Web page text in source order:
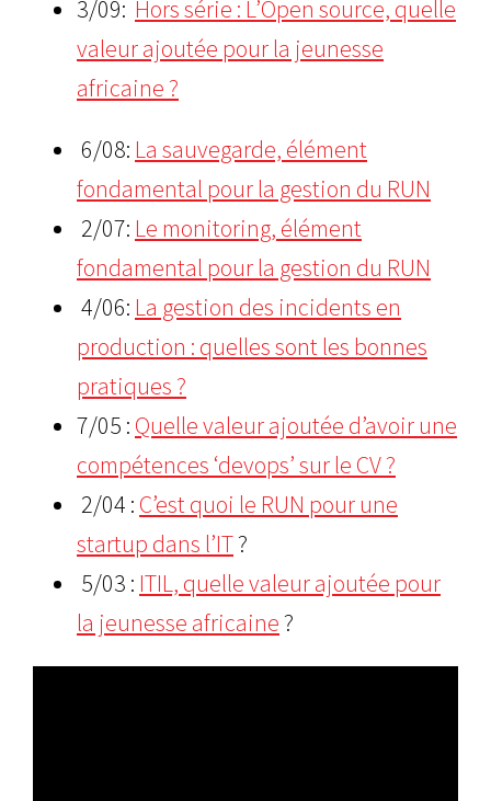
3/09: Hors série : L’Open source, quelle
valeur ajoutée pour la jeunesse
africaine ?
6/08: La sauvegarde, élément
fondamental pour la gestion du RUN
2/07: Le monitoring, élément
fondamental pour la gestion du RUN
4/06: La gestion des incidents en
production : quelles sont les bonnes
pratiques ?
7/05 : Quelle valeurajoutée d’avoir une
compétences ‘devops’ sur le CV ?
2/04 : C’est quoi le RUN pour une
startup dans l’IT?
5/03 : ITIL, quelle valeur ajoutée pour
la jeunesse africaine?